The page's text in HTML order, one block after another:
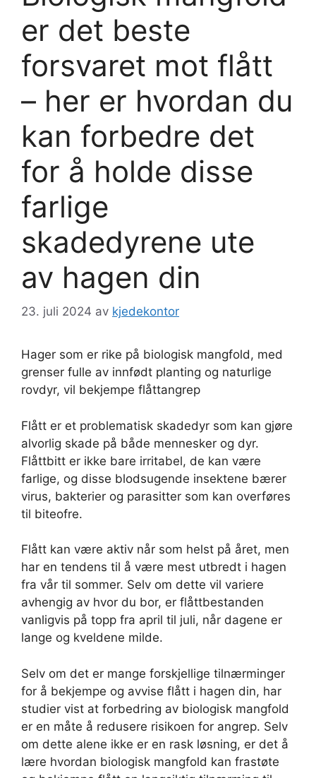
er det beste
forsvaret mot flått
– her er hvordan du
kan forbedre det
for å holde disse
farlige
skadedyrene ute
av hagen din
23. juli 2024 av kjedekontor
Hager som er rike på biologisk mangfold, med
grenser fulle av innfødt planting og naturlige
rovdyr, vil bekjempe flåttangrep
Flått er et problematisk skadedyr som kan gjøre
alvorlig skade på både mennesker og dyr.
Flåttbitt er ikke bare irritabel, de kan være
farlige, og disse blodsugende insektene bærer
virus, bakterier og parasitter som kan overføres
til biteofre.
Flått kan være aktiv når som helst på året, men
har en tendens til å være mest utbredt i hagen
fra vår til sommer. Selv om dette vil variere
avhengig av hvor du bor, er flåttbestanden
vanligvis på topp fra april til juli, når dagene er
lange og kveldene milde.
Selv om det er mange forskjellige tilnærminger
for å bekjempe og avvise flått i hagen din, har
studier vist at forbedring av biologisk mangfold
er en måte å redusere risikoen for angrep. Selv
om dette alene ikke er en rask løsning, er det å
lære hvordan biologisk mangfold kan frastøte